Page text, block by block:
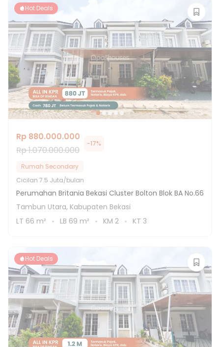
Hot Deals
Rp 880.000.000
Rp 1.070.000.000
-17%
Rumah Secondary
Cicilan 7.5 Juta/bulan
Perumahan Britania Bekasi Cluster Bolton Blok BA No.66
Tambun Utara, Kabupaten Bekasi
LT 66 m² LB 69 m² KM 2 KT 3
Hot Deals